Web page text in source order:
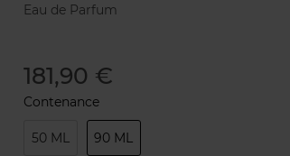
Eau de Parfum
181,90 €
Contenance
50 ML 90 ML